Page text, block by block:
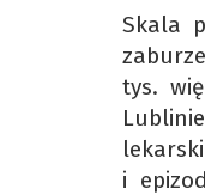
Skala
tys.
i